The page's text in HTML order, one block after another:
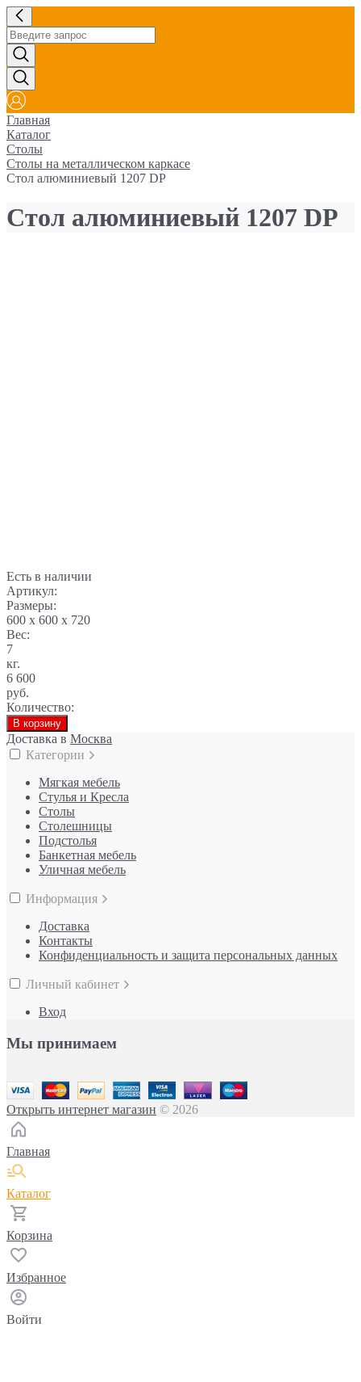
Главная
Каталог
Столы
Столы на металлическом каркасе
Стол алюминиевый 1207 DP
Стол алюминиевый 1207 DP
Есть в наличии
Артикул:
Размеры:
600 x 600 x 720
Вес:
7
кг.
6 600
руб.
Количество:
В корзину
Доставка в Москва
Категории
Мягкая мебель
Стулья и Кресла
Столы
Столешницы
Подстолья
Банкетная мебель
Уличная мебель
Информация
Доставка
Контакты
Конфиденциальность и защита персональных данных
Личный кабинет
Вход
Мы принимаем
Открыть интернет магазин © 2026
Главная
Каталог
Корзина
Избранное
Войти